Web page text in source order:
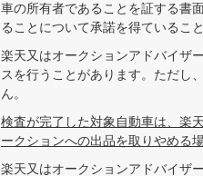
車の所有者であることを証する書
ることについて承諾を得ているこ
楽天又はオークションアドバイザ
スを行うことがあります。ただし
ん。
検査が完了した対象自動車は、楽
ークションへの出品を取りやめる
楽天又はオークションアドバイザ